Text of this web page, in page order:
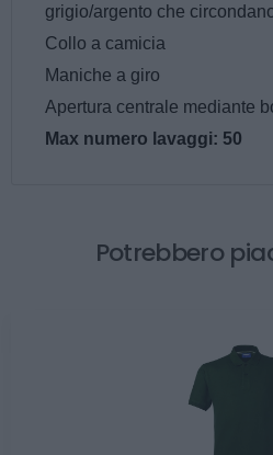
grigio/argento che
Collo a camicia
Maniche a giro
Apertura centrale mediante
Max numero lavaggi: 50
Potrebbero